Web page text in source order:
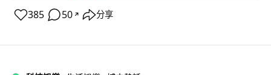
385 50 ↗ 分享